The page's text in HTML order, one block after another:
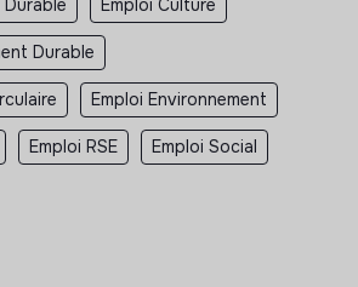
Durable
Emploi Environnement
Emploi RSE Emploi Social